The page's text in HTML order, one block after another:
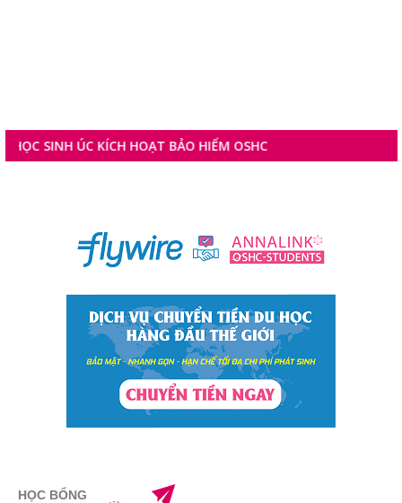
ÚC KÍCH HOẠT BẢO HIỂM OSHC
HỌC BỔNG